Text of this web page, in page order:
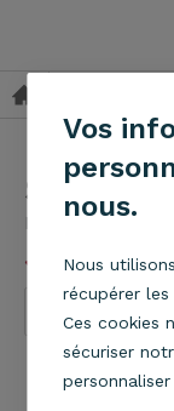
Metropolight
Vos
nous.
Nous
récupérer
Ces cookies
sécuriser